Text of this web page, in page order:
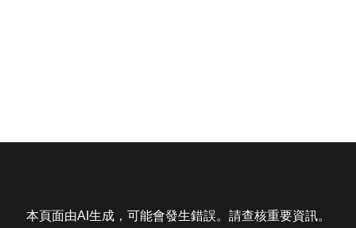
本頁面由AI生成，可能會發生錯誤。請查核重要資訊。